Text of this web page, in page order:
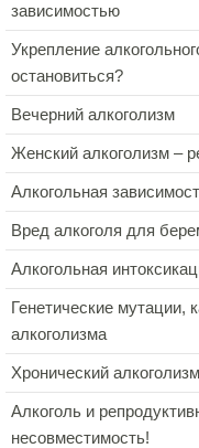
зависимостью
Укрепление
остановиться?
Вечерний алкоголизм
Женский алкоголизм –
Алкогольная
Вред алкоголя для
Алкогольная
Генетические мутации,
алкоголизма
Хронический
Алкоголь и
несовместимость!